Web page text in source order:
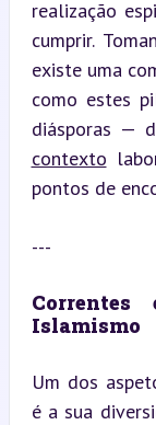
realização
cumprir.
existe uma
como estes
diásporas —
contexto
pontos de
---
Islamismo
Um dos
é a sua